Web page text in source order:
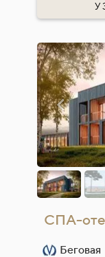
СПА-
Беговая